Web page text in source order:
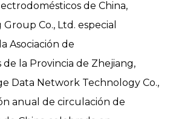
de China,
Co., Ltd. especial
Asociación de
la Provincia de Zhejiang,
Data Network Technology Co.,
anual de circulación de